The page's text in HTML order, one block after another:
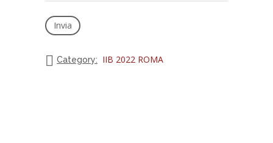
Category: IIB 2022 ROMA